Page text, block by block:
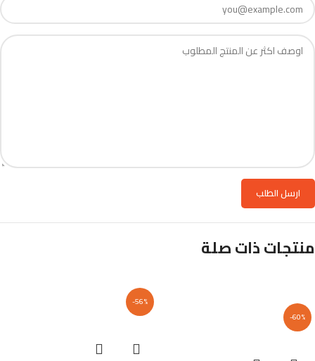
منتجات ذات صلة
-60%
-56%